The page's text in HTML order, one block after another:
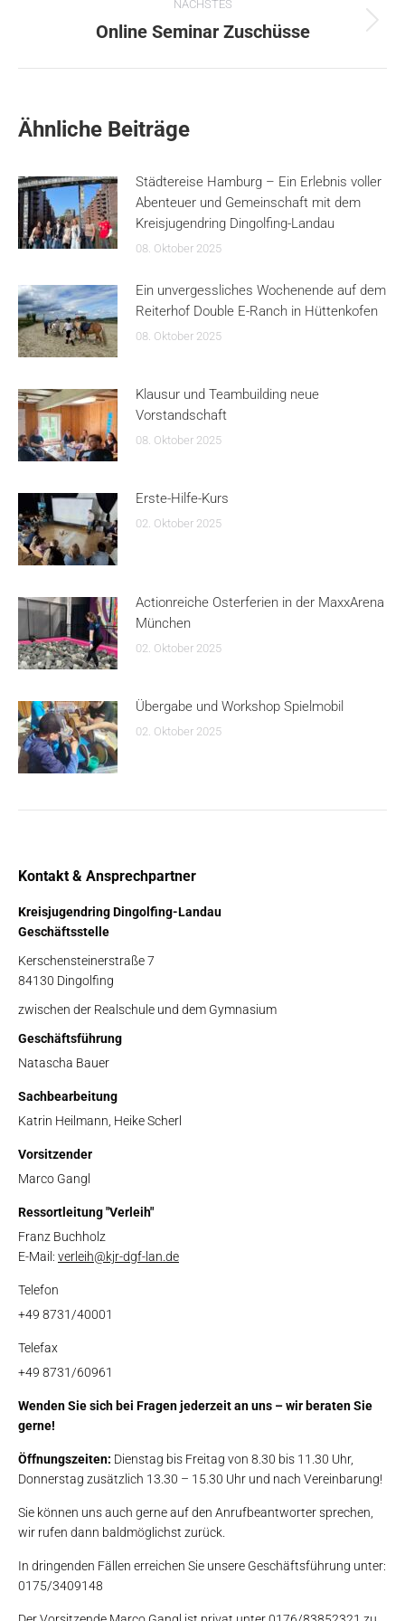
NÄCHSTES
Nächster
Online Seminar Zuschüsse
Ähnliche Beiträge
Städtereise Hamburg – Ein Erlebnis voller
Abenteuer und Gemeinschaft mit dem
Kreisjugendring Dingolfing-Landau
08. Oktober 2025
Ein unvergessliches Wochenende auf dem
Reiterhof Double E-Ranch in Hüttenkofen
08. Oktober 2025
Klausur und Teambuilding neue
Vorstandschaft
08. Oktober 2025
Erste-Hilfe-Kurs
02. Oktober 2025
Actionreiche Osterferien in der MaxxArena
München
02. Oktober 2025
Übergabe und Workshop Spielmobil
02. Oktober 2025
Kontakt & Ansprechpartner
Kreisjugendring Dingolfing-Landau
Geschäftsstelle
Kerschensteinerstraße 7
84130 Dingolfing
zwischen der Realschule und dem Gymnasium
Geschäftsführung
Natascha Bauer
Sachbearbeitung
Katrin Heilmann, Heike Scherl
Vorsitzender
Marco Gangl
Ressortleitung "Verleih"
Franz Buchholz
E-Mail: verleih@kjr-dgf-lan.de
Telefon
+49 8731/40001
Telefax
+49 8731/60961
Wenden Sie sich bei Fragen jederzeit an uns – wir beraten Sie
gerne!
Öffnungszeiten: Dienstag bis Freitag von 8.30 bis 11.30 Uhr,
Donnerstag zusätzlich 13.30 – 15.30 Uhr und nach Vereinbarung!
Sie können uns auch gerne auf den Anrufbeantworter sprechen,
wir rufen dann baldmöglichst zurück.
In dringenden Fällen erreichen Sie unsere Geschäftsführung unter:
0175/3409148